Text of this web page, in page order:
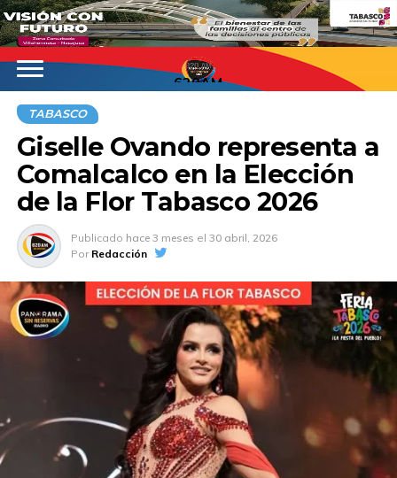
620AM
TABASCO
Giselle Ovando representa a
Comalcalco en la Elección
de la Flor Tabasco 2026
Publicado hace 3 meses el 30 abril, 2026
Por Redacción